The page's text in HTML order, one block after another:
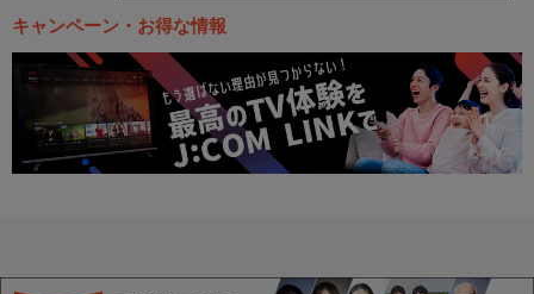
キャンペーン・お得な情報